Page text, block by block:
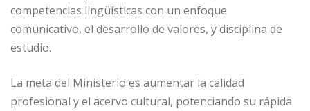
competencias lingüísticas con un enfoque
comunicativo, el desarrollo de valores, y disciplina de
estudio.
La meta del Ministerio es aumentar la calidad
profesional y el acervo cultural, potenciando su rápida